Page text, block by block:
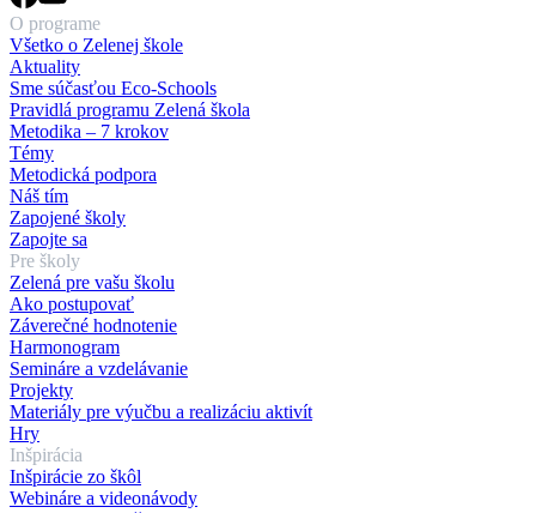
O programe
Všetko o Zelenej škole
Aktuality
Sme súčasťou Eco-Schools
Pravidlá programu Zelená škola
Metodika – 7 krokov
Témy
Metodická podpora
Náš tím
Zapojené školy
Zapojte sa
Pre školy
Zelená pre vašu školu
Ako postupovať
Záverečné hodnotenie
Harmonogram
Semináre a vzdelávanie
Projekty
Materiály pre výučbu a realizáciu aktivít
Hry
Inšpirácia
Inšpirácie zo škôl
Webináre a videonávody